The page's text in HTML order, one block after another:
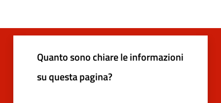
Quanto sono chiare le informazioni
su questa pagina?